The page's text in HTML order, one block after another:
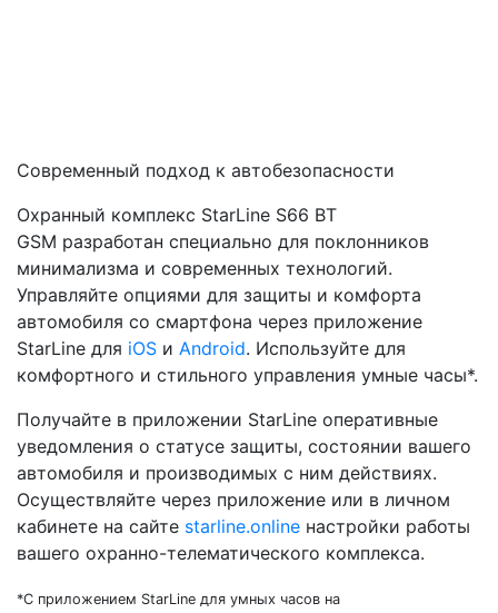
Современный подход к автобезопасности
Охранный комплекс StarLine S66 BT
GSM разработан специально для поклонников
минимализма и современных технологий.
Управляйте опциями для защиты и комфорта
автомобиля со смартфона через приложение
StarLine для iOS и Android. Используйте для
комфортного и стильного управления умные часы*.
Получайте в приложении StarLine оперативные
уведомления о статусе защиты, состоянии вашего
автомобиля и производимых с ним действиях.
Осуществляйте через приложение или в личном
кабинете на сайте starline.online настройки работы
вашего охранно-телематического комплекса.
*С приложением StarLine для умных часов на